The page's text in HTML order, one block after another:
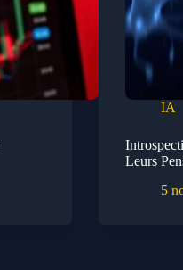
IA
Leurs
5